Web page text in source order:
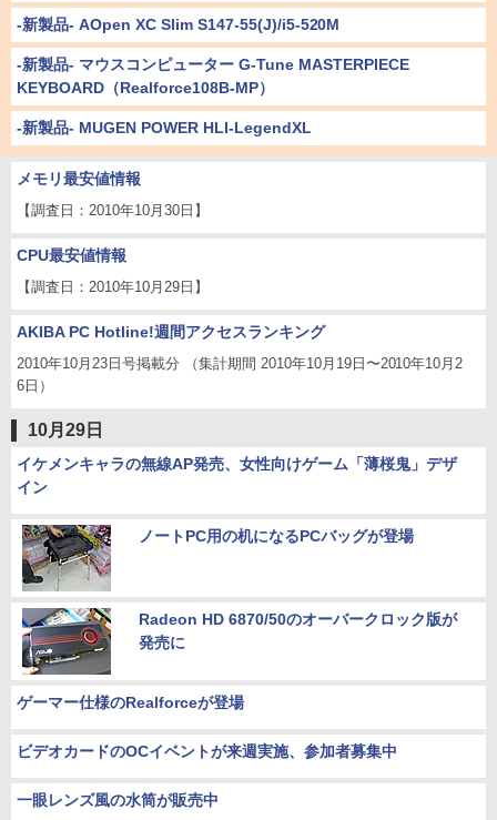
-新製品- AOpen XC Slim S147-55(J)/i5-520M
-新製品- マウスコンピューター G-Tune MASTERPIECE
KEYBOARD（Realforce108B-MP）
-新製品- MUGEN POWER HLI-LegendXL
メモリ最安値情報
【調査日：2010年10月30日】
CPU最安値情報
【調査日：2010年10月29日】
AKIBA PC Hotline!週間アクセスランキング
2010年10月23日号掲載分 （集計期間 2010年10月19日〜2010年10月2
6日）
10月29日
イケメンキャラの無線AP発売、女性向けゲーム「薄桜鬼」デザ
イン
ノートPC用の机になるPCバッグが登場
Radeon HD 6870/50のオーバークロック版が
発売に
ゲーマー仕様のRealforceが登場
ビデオカードのOCイベントが来週実施、参加者募集中
一眼レンズ風の水筒が販売中